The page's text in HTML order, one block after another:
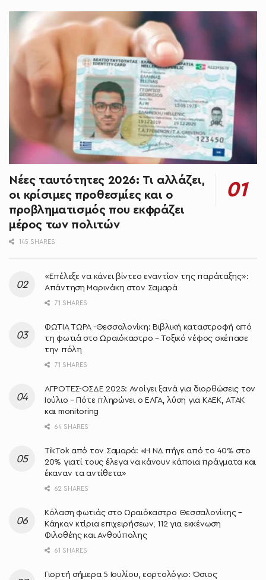
Νέες ταυτότητες 2026: Τι αλλάζει,
οι κρίσιμες προθεσμίες και ο
προβληματισμός που εκφράζει
μέρος των πολιτών
145 SHARES
«Επέλεξε να κάνει βίντεο εναντίον της παράταξης»:
Απάντηση Μαρινάκη στον Σαμαρά
71 SHARES
ΦΩΤΙΑ ΤΩΡΑ -Θεσσαλονίκη: Βιβλική καταστροφή από
τη φωτιά στο Ωραιόκαστρο – Τοξικό νέφος σκέπασε
την πόλη
71 SHARES
ΑΓΡΟΤΕΣ-ΟΣΔΕ 2025: Ανοίγει ξανά για διορθώσεις τον
Ιούλιο – Πότε πληρώνει ο ΕΛΓΑ, λύση για ΚΑΕΚ, ΑΤΑΚ
και monitoring
64 SHARES
TikTok από τον Σαμαρά: «Η ΝΔ πήγε από το 40% στο
20% γιατί τους έλεγα να κάνουν κάποια πράγματα και
έκαναν τα αντίθετα»
62 SHARES
Κόλαση φωτιάς στο Ωραιόκαστρο Θεσσαλονίκης –
Κάηκαν κτίρια επιχειρήσεων, 112 για εκκένωση
Φιλοθέης και Ανθούπολης
61 SHARES
Γιορτή σήμερα 5 Ιουλίου, εορτολόγιο: Όσιος